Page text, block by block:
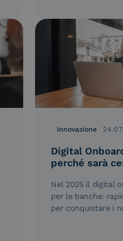
Innovazione
Digital
perché sarà
Nel 2025 il digital
per le banche:
per conquistare i